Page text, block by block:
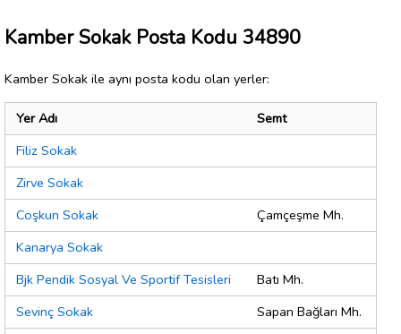
Kamber Sokak Posta Kodu 34890
Kamber Sokak ile aynı posta kodu olan yerler:
Yer Adı
Semt
Filiz Sokak
Zirve Sokak
Coşkun Sokak
Çamçeşme Mh.
Kanarya Sokak
Bjk Pendik Sosyal Ve Sportif Tesisleri
Batı Mh.
Sevinç Sokak
Sapan Bağları Mh.